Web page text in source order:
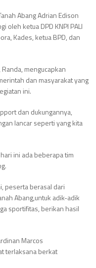
Abang Adrian Edison
oleh ketua DPD KNPI PALI
Kades, ketua BPD, dan
Randa, mengucapkan
dan masyarakat yang
ini.
dan dukungannya,
lancar seperti yang kita
ini ada beberapa tim
peserta berasal dari
Abang,untuk adik-adik
sportifitas, berikan hasil
Marcos
terlaksana berkat